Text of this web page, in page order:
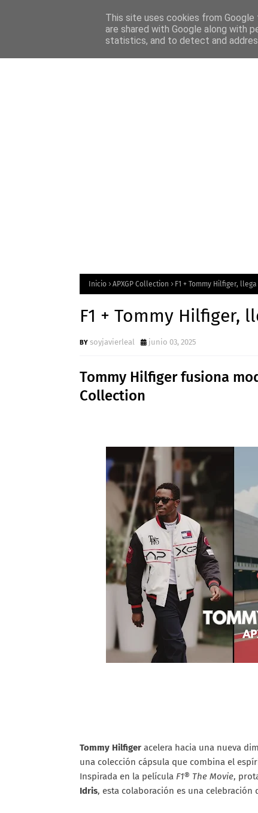
Home Features
Inicio APXGP Collection F1 + Tommy Hilfiger,
F1 + Tommy Hilfiger,
soyjavierleal junio 03, 2025
Tommy Hilfiger fusiona
Collection
Tommy Hilfiger acelera hacia una nueva
una colección cápsula que combina el
Inspirada en la película F1® The Movie,
Idris, esta colaboración es una celebración
This site uses cookies from
are shared with Google along with
statistics, and to detect and